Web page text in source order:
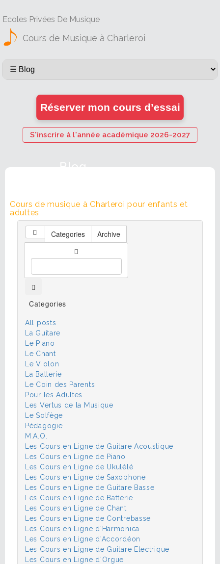
Ecoles Privées De Musique
Cours de Musique à Charleroi
Réserver mon cours d’essai
S'inscrire à l'année académique 2026-2027
Blog
Cours de musique à Charleroi pour enfants et
adultes
Categories Archive
Categories
All posts
La Guitare
Le Piano
Le Chant
Le Violon
La Batterie
Le Coin des Parents
Pour les Adultes
Les Vertus de la Musique
Le Solfège
Pédagogie
M.A.O.
Les Cours en Ligne de Guitare Acoustique
Les Cours en Ligne de Piano
Les Cours en Ligne de Ukulélé
Les Cours en Ligne de Saxophone
Les Cours en Ligne de Guitare Basse
Les Cours en Ligne de Batterie
Les Cours en Ligne de Chant
Les Cours en Ligne de Contrebasse
Les Cours en Ligne d'Harmonica
Les Cours en Ligne d'Accordéon
Les Cours en Ligne de Guitare Electrique
Les Cours en Ligne d'Orgue